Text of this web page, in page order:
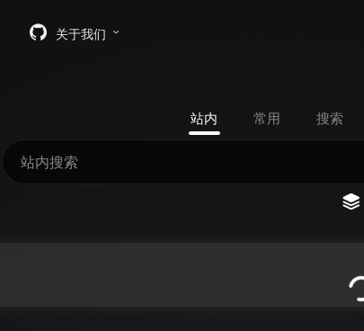
关于我们
站内 常用 搜索